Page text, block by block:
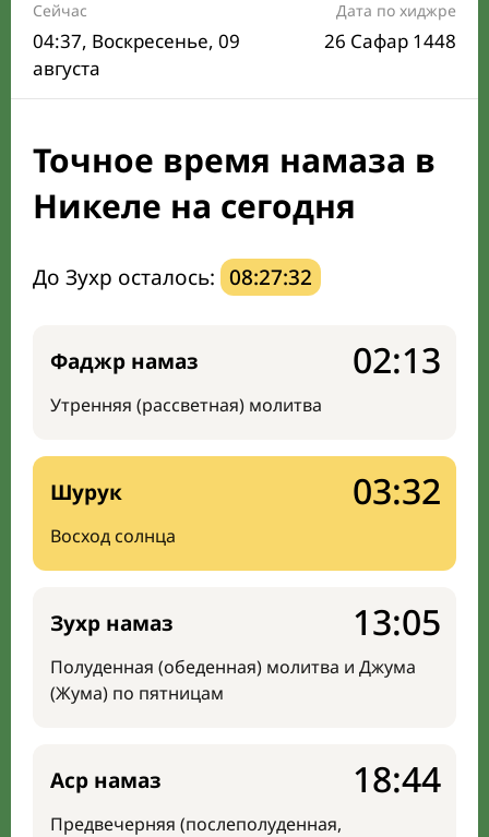
Расписание на месяц
Время Сухура и Ифтара на сегодня
Календарь рамадана
Направление киблы
Сейчас
04:37, Воскресенье, 09
августа
Дата по хиджре
26 Сафар 1448
Точное время намаза в
Никеле на сегодня
До Зухр осталось: 08:27:31
Фаджр намаз
Утренняя (рассветная) молитва
02:13
Шурук
Восход солнца
03:32
Зухр намаз
Полуденная (обеденная) молитва и Джума
(Жума) по пятницам
13:05
Аср намаз
Предвечерняя (послеполуденная,
18:44